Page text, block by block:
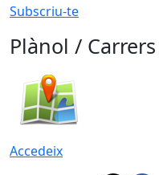
Subscriu-te
Plànol / Carrers
Accedeix